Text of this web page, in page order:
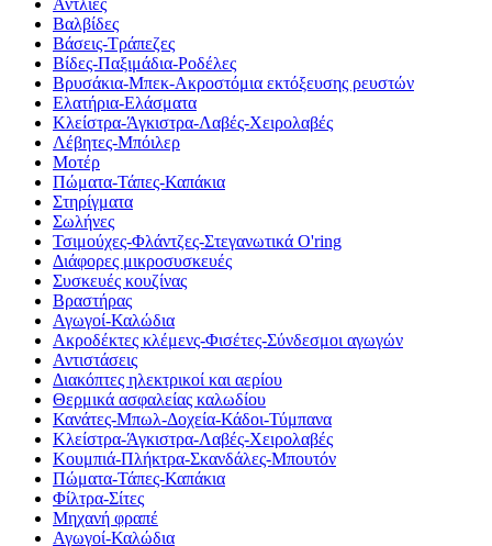
Αντλίες
Βαλβίδες
Βάσεις-Τράπεζες
Βίδες-Παξιμάδια-Ροδέλες
Βρυσάκια-Μπεκ-Ακροστόμια εκτόξευσης ρευστών
Ελατήρια-Ελάσματα
Κλείστρα-Άγκιστρα-Λαβές-Χειρολαβές
Λέβητες-Μπόιλερ
Μοτέρ
Πώματα-Τάπες-Καπάκια
Στηρίγματα
Σωλήνες
Τσιμούχες-Φλάντζες-Στεγανωτικά O'ring
Διάφορες μικροσυσκευές
Συσκευές κουζίνας
Βραστήρας
Αγωγοί-Καλώδια
Ακροδέκτες κλέμενς-Φισέτες-Σύνδεσμοι αγωγών
Αντιστάσεις
Διακόπτες ηλεκτρικοί και αερίου
Θερμικά ασφαλείας καλωδίου
Κανάτες-Μπωλ-Δοχεία-Κάδοι-Τύμπανα
Κλείστρα-Άγκιστρα-Λαβές-Χειρολαβές
Κουμπιά-Πλήκτρα-Σκανδάλες-Μπουτόν
Πώματα-Τάπες-Καπάκια
Φίλτρα-Σίτες
Μηχανή φραπέ
Αγωγοί-Καλώδια